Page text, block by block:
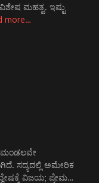
ಮಹತ್ವ. ಇಷ್ಟು
more…
ಸದ್ಯದಲ್ಲಿ ಅಮೇರಿಕ
ವಿಜಯ; ಪ್ರೇಮ…